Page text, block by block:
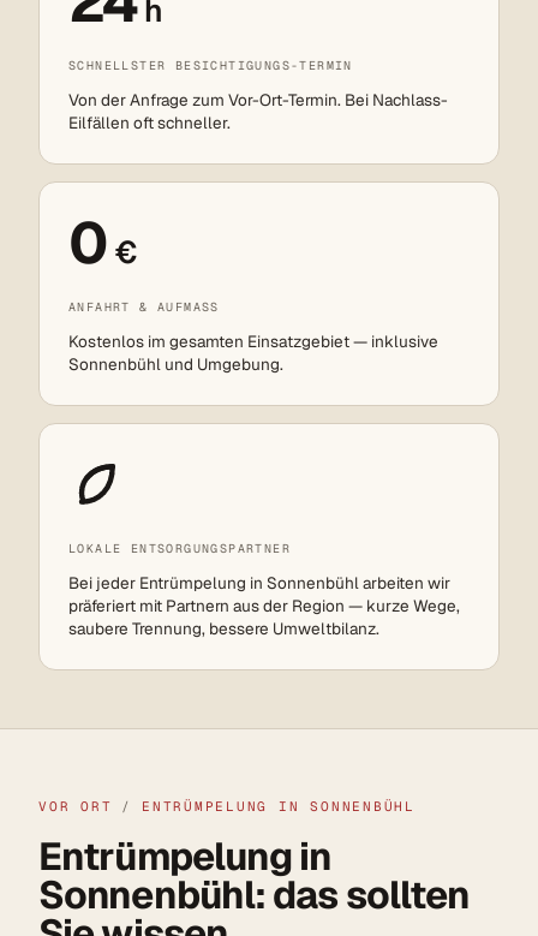
h
SCHNELLSTER BESICHTIGUNGS-TERMIN
Von der Anfrage zum Vor-Ort-Termin. Bei Nachlass-
Eilfällen oft schneller.
0 €
ANFAHRT & AUFMASS
Kostenlos im gesamten Einsatzgebiet — inklusive
Sonnenbühl und Umgebung.
LOKALE ENTSORGUNGSPARTNER
Bei jeder Entrümpelung in Sonnenbühl arbeiten wir
präferiert mit Partnern aus der Region — kurze Wege,
saubere Trennung, bessere Umweltbilanz.
VOR ORT / ENTRÜMPELUNG IN SONNENBÜHL
Entrümpelung in
Sonnenbühl: das sollten